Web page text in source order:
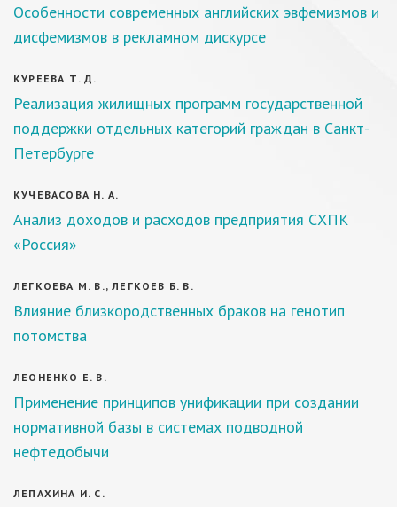
Особенности современных английских эвфемизмов и
дисфемизмов в рекламном дискурсе
КУРЕЕВА Т. Д.
Реализация жилищных программ государственной
поддержки отдельных категорий граждан в Санкт-
Петербурге
КУЧЕВАСОВА Н. А.
Анализ доходов и расходов предприятия СХПК
«Россия»
ЛЕГКОЕВА М. В., ЛЕГКОЕВ Б. В.
Влияние близкородственных браков на генотип
потомства
ЛЕОНЕНКО Е. В.
Применение принципов унификации при создании
нормативной базы в системах подводной
нефтедобычи
ЛЕПАХИНА И. С.